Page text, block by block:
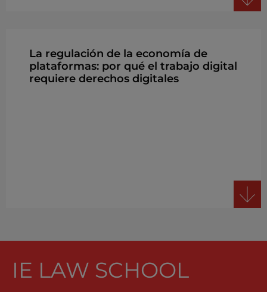
La regulación de la economía de
plataformas: por qué el trabajo digital
requiere derechos digitales
IE LAW SCHOOL